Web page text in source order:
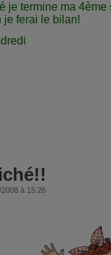
je termine ma
je ferai le bilan!
2008 à 15:26